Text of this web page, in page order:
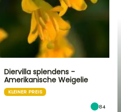
Diervilla splendens -
Amerikanische Weigelie
KLEINER PREIS
84